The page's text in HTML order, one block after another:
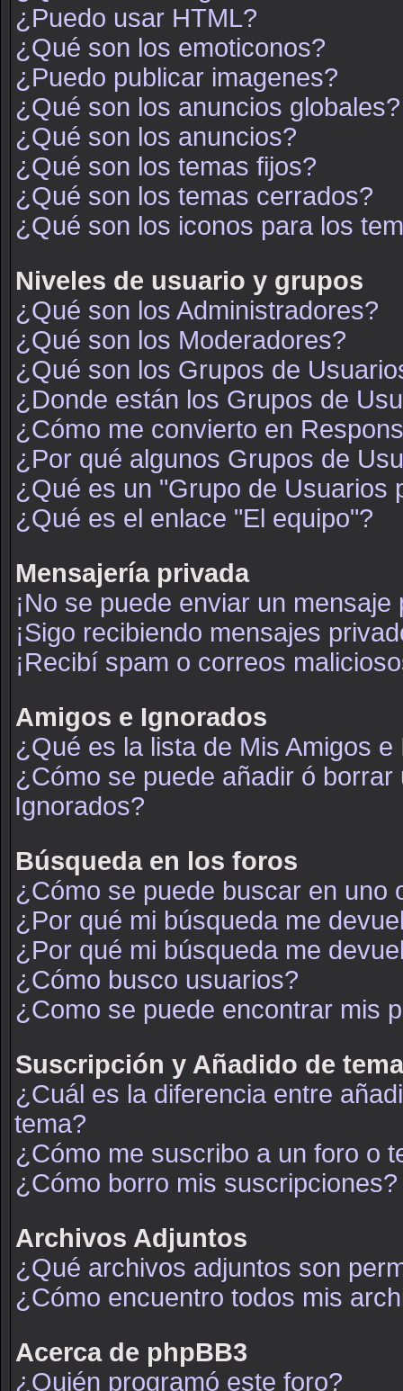
¿Puedo usar HTML?
¿Qué son los emoticonos?
¿Puedo publicar imagenes?
¿Qué son los anuncios globales?
¿Qué son los anuncios?
¿Qué son los temas fijos?
¿Qué son los temas cerrados?
¿Qué son los iconos para los
Niveles de usuario y grupos
¿Qué son los Administradores?
¿Qué son los Moderadores?
¿Qué son los Grupos de
¿Donde están los Grupos de
¿Cómo me convierto en
¿Por qué algunos Grupos de
¿Qué es un "Grupo de Usuarios
¿Qué es el enlace "El equipo"?
Mensajería privada
¡No se puede enviar un mensaje
¡Sigo recibiendo mensajes
¡Recibí spam o correos
Amigos e Ignorados
¿Qué es la lista de Mis Amigos e
¿Cómo se puede añadir ó
Ignorados?
Búsqueda en los foros
¿Cómo se puede buscar en uno
¿Por qué mi búsqueda me
¿Por qué mi búsqueda me
¿Cómo busco usuarios?
¿Como se puede encontrar mis
Suscripción y Añadido de
¿Cuál es la diferencia entre
tema?
¿Cómo me suscribo a un foro o
¿Cómo borro mis suscripciones?
Archivos Adjuntos
¿Qué archivos adjuntos son
¿Cómo encuentro todos mis
Acerca de phpBB3
¿Quién programó este foro?